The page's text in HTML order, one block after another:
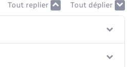
Tout replier Tout déplier